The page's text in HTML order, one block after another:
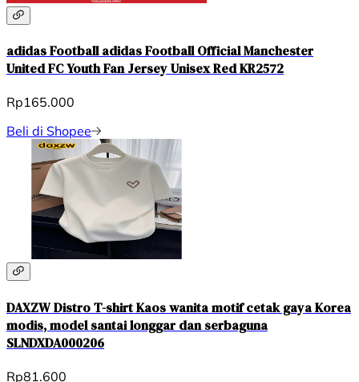
adidas Football adidas Football Official Manchester
United FC Youth Fan Jersey Unisex Red KR2572
Rp165.000
Beli di Shopee
DAXZW Distro T-shirt Kaos wanita motif cetak gaya Korea
modis, model santai longgar dan serbaguna
SLNDXDA000206
Rp81.600